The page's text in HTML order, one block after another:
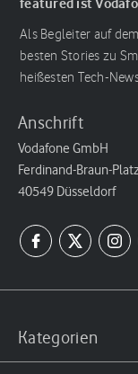
Als Begleiter auf
besten Stories zu
heißesten Tech-
Anschrift
Vodafone GmbH
Ferdinand-Braun-
40549 Düsseldorf
Kategorien